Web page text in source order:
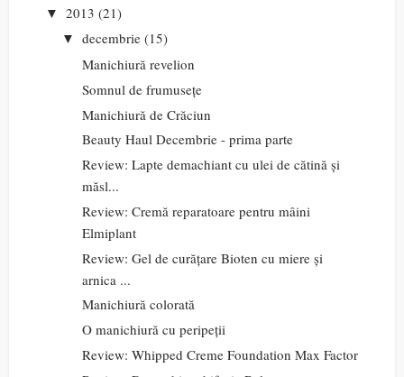
▼ 2013 (21)
▼ decembrie (15)
Manichiură revelion
Somnul de frumusețe
Manichiură de Crăciun
Beauty Haul Decembrie - prima parte
Review: Lapte demachiant cu ulei de cătină și
măsl...
Review: Cremă reparatoare pentru mâini
Elmiplant
Review: Gel de curățare Bioten cu miere și
arnica ...
Manichiură colorată
O manichiură cu peripeții
Review: Whipped Creme Foundation Max Factor